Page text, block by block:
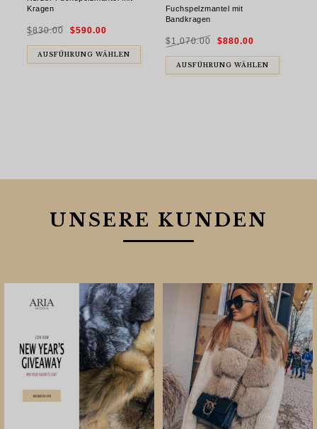
Kragen
$830.00
Ursprünglicher
Preis
$830.00
$590.00
$590.00.
AUSFÜHRUNG WÄHLEN
Fuchspelzmantel mit
Bandkragen
$1,070.00 Preis
$1,070.00
$880.00Preis
$880.00.
AUSFÜHRUNG WÄHLEN
UNSERE KUNDEN